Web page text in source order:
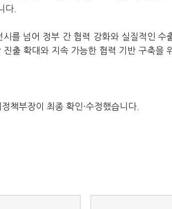
다.
를 넘어 정부 간 협력 강화와 실질적인 수
출 확대와 지속 가능한 협력 기반 구축을
책부장이 최종 확인·수정했습니다.